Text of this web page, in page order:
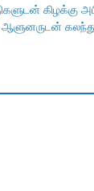
கிழக்கு